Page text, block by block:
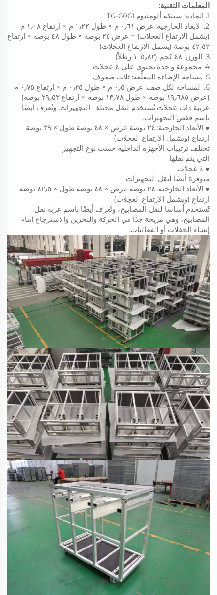
المعلمات التقنية:
1. المادة: سبيكة ألومنيوم 6061-T6
2. الأبعاد الخارجية: عرض ٠٫٦١ م × طول ١٫٢٢ م × ارتفاع ١٫٠٨ م
(يشمل الارتفاع العجلات) = عرض ٢٤ بوصة × طول ٤٨ بوصة × ارتفاع
٤٢٫٥٢ بوصة (يشمل الارتفاع العجلات)
3. الوزن: ٤٨ كجم (١٠٥٫٨٢ رطلاً)
4. مجموعة واحدة تحتوي على ٤ عجلات
5. مساحة الإضاءة المعلَّقة: ثلاث صفوف
6. المساحة لكل صف: عرض ٠٫٥ م × طول ٠٫٣٥ م × ارتفاع ٠٫٧٥ م
(عرض ١٩٫٦٨٥ بوصة × طول ١٣٫٧٨ بوصة × ارتفاع ٢٩٫٥٣ بوصة)
عربية ذات عجلات تُستخدم لنقل مختلف التجهيزات. وتُعرف أيضًا
باسم قفص التجهيزات.
● الأبعاد الخارجية: ٢٤ بوصة عرض × ٤٨ بوصة طول × ٣٩ بوصة
ارتفاع (ويشمل الارتفاع العجلات)
تختلف ترتيبات الأجهزة الداخلية حسب نوع التجهيز
التي يتم نقلها.
● ٤ عجلات
متوفرة أيضًا لنقل التجهيزات
● الأبعاد الخارجية: ٢٤ بوصة عرض × ٤٨ بوصة طول × ٤٢٫٥ بوصة
ارتفاع (ويشمل الارتفاع العجلات)
تُستخدم أساسًا لنقل المصابيح، وتُعرف أيضًا باسم عربة نقل
المصابيح، وهي مريحة جدًّا في الحركة والتخزين والاسترجاع أثناء
إنشاء الحفلات أو الفعاليات.